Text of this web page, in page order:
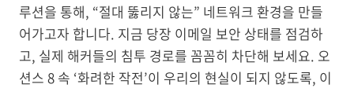
루션을 통해, “절대 뚫리지 않는” 네트워크 환경을 만들
어가고자 합니다. 지금 당장 이메일 보안 상태를 점검하
고, 실제 해커들의 침투 경로를 꼼꼼히 차단해 보세요. 오
션스 8 속 ‘화려한 작전’이 우리의 현실이 되지 않도록, 이